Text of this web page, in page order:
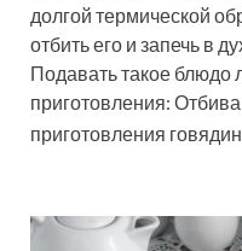
долгой термической
отбить его и запечь в
Подавать такое блюдо
приготовления:
приготовления